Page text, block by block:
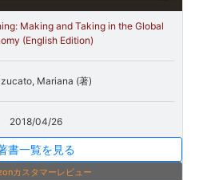
Making and Taking in the Global
(English Edition)
Mariana (著)
2018/04/26
書一覧を見る
カスタマーレビュー